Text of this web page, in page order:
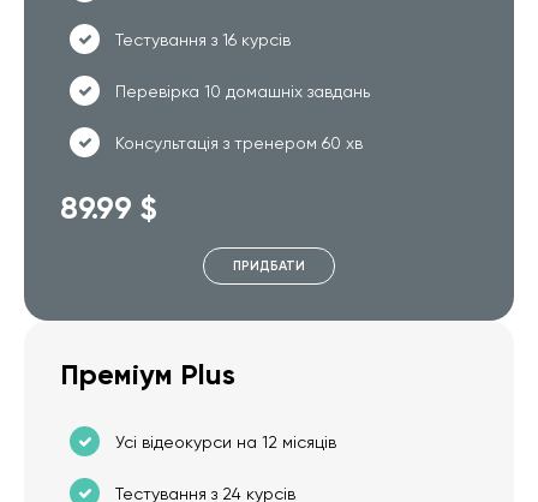
Тестування з 16 курсів
Перевірка 10 домашніх завдань
Консультація з тренером 60 хв
89.99 $
ПРИДБАТИ
Преміум Plus
Усі відеокурси на 12 місяців
Тестування з 24 курсів